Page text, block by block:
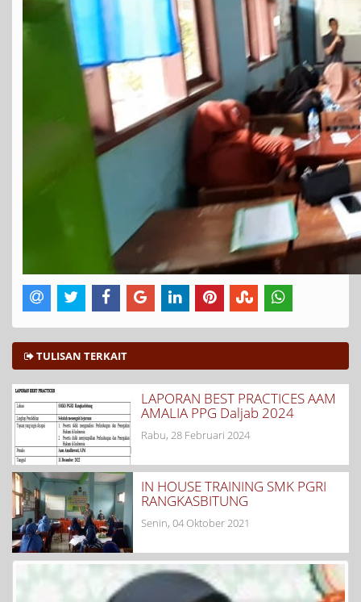
TULISAN TERKAIT
LAPORAN BEST PRACTICES AAM
AMALIA PPG Daljab 2024
Rabu, 28 Februari 2024
IN HOUSE TRAINING SMK PGRI
RANGKASBITUNG
Senin, 04 Oktober 2021